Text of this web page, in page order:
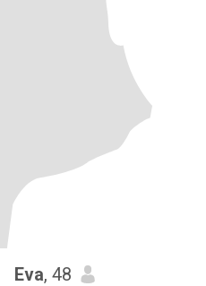
Eva, 48